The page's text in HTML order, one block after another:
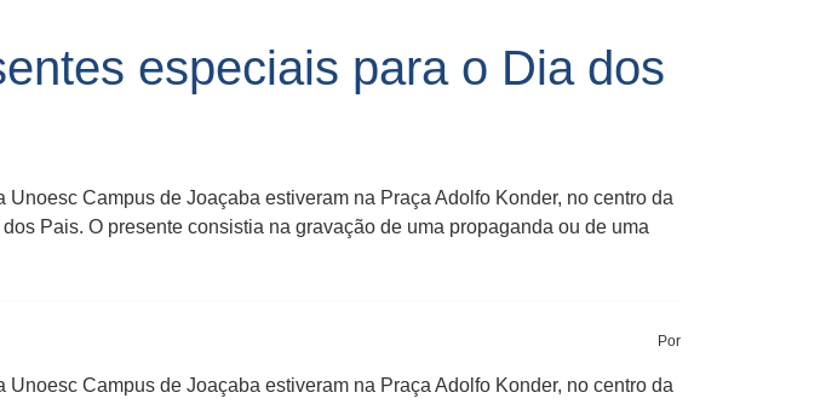
especiais para o Dia dos
Campus de Joaçaba estiveram na Praça Adolfo Konder, no centro da
Pais. O presente consistia na gravação de uma propaganda ou de uma
Por
Campus de Joaçaba estiveram na Praça Adolfo Konder, no centro da